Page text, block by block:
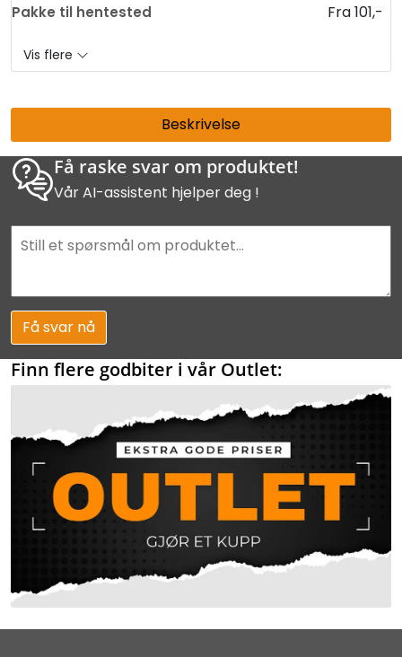
Pakke til hentested Fra 101,-
Vis flere
Beskrivelse
Få raske svar om produktet!
Vår AI-assistent hjelper deg !
Få svar nå
Finn flere godbiter i vår Outlet: